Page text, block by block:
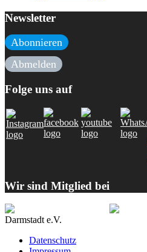
Newsletter
Abonnieren
Abmelden
Folge uns auf
Wir sind Mitglied bei
Darmstadt e.V.
Datenschutz